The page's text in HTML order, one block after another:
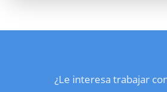
¿Le interesa trabajar